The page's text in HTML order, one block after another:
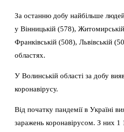
За останню добу найбільше
у Вінницькій (578),
Франківській (508), Львівській
областях.
У Волинській області за добу
коронавірусу.
Від початку пандемії в Україні
заражень коронавірусом. З них 1